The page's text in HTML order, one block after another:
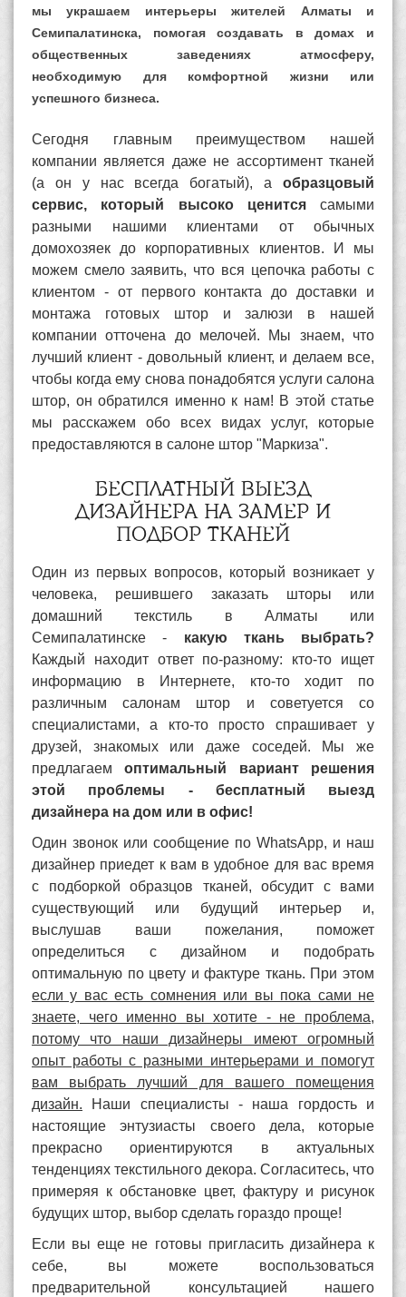
мы украшаем интерьеры жителей Алматы и
Семипалатинска, помогая создавать в домах и
общественных заведениях атмосферу,
необходимую для комфортной жизни или
успешного бизнеса.
Сегодня главным преимуществом нашей
компании является даже не ассортимент тканей
(а он у нас всегда богатый), а образцовый
сервис, который высоко ценитсясамыми
разными нашими клиентами от обычных
домохозяек до корпоративных клиентов. И мы
можем смело заявить, что вся цепочка работы с
клиентом - от первого контакта до доставки и
монтажа готовых штор и залюзи в нашей
компании отточена до мелочей. Мы знаем, что
лучший клиент - довольный клиент, и делаем все,
чтобы когда ему снова понадобятся услуги салона
штор, он обратился именно к нам! В этой статье
мы расскажем обо всех видах услуг, которые
предоставляются в салоне штор "Маркиза".
БЕСПЛАТНЫЙ ВЫЕЗД
ДИЗАЙНЕРА НА ЗАМЕР И
ПОДБОР ТКАНЕЙ
Один из первых вопросов, который возникает у
человека, решившего заказать шторы или
домашний текстиль в Алматы или
Семипалатинске - какую ткань выбрать?
Каждый находит ответ по-разному: кто-то ищет
информацию в Интернете, кто-то ходит по
различным салонам штор и советуется со
специалистами, а кто-то просто спрашивает у
друзей, знакомых или даже соседей. Мы же
предлагаемоптимальный вариант решения
этой проблемы - бесплатный выезд
дизайнера на дом или в офис!
Один звонок или сообщение по WhatsApp, и наш
дизайнер приедет к вам в удобное для вас время
с подборкой образцов тканей, обсудит с вами
существующий или будущий интерьер и,
выслушав ваши пожелания, поможет
определиться с дизайном и подобрать
оптимальную по цвету и фактуре ткань. При этом
если у вас есть сомнения или вы пока сами не
знаете, чего именно вы хотите - не проблема,
потому что наши дизайнеры имеют огромный
опыт работы с разными интерьерами и помогут
вам выбрать лучший для вашего помещения
дизайн. Наши специалисты - наша гордость и
настоящие энтузиасты своего дела, которые
прекрасно ориентируются в актуальных
тенденциях текстильного декора. Согласитесь, что
примеряя к обстановке цвет, фактуру и рисунок
будущих штор, выбор сделать гораздо проще!
Если вы еще не готовы пригласить дизайнера к
себе, вы можете воспользоваться
предварительной консультацией нашего